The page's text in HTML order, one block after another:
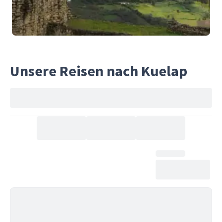
Unsere Reisen nach Kuelap